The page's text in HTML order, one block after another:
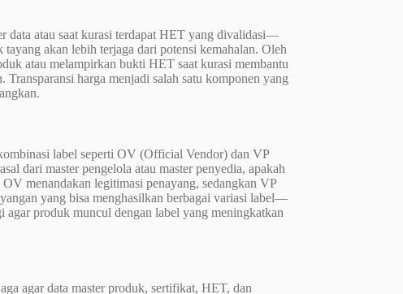
data atau saat kurasi terdapat HET yang divalidasi—
akan lebih terjaga dari potensi kemahalan. Oleh
atau melampirkan bukti HET saat kurasi membantu
harga menjadi salah satu komponen yang
label seperti OV (Official Vendor) dan VP
dari master pengelola atau master penyedia, apakah
menandakan legitimasi penayang, sedangkan VP
yang bisa menghasilkan berbagai variasi label—
agar produk muncul dengan label yang meningkatkan
agar data master produk, sertifikat, HET, dan